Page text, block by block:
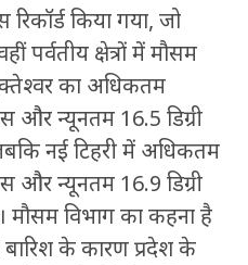
किया गया, जो
पर्वतीय क्षेत्रों में मौसम
का अधिकतम
और न्यूनतम 16.5 डिग्री
नई टिहरी में अधिकतम
और न्यूनतम 16.9 डिग्री
मौसम विभाग का कहना है
बारिश के कारण प्रदेश के